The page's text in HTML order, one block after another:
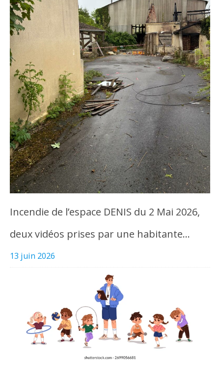
Incendie de l’espace DENIS du 2 Mai 2026,
deux vidéos prises par une habitante…
13 juin 2026